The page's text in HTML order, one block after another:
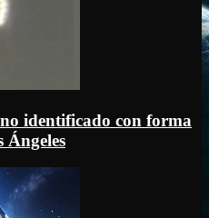
identificado con forma
Ángeles